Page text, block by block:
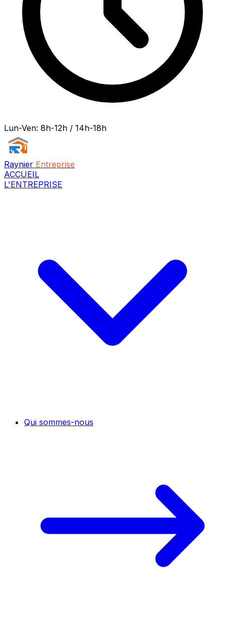
Lun-Ven: 8h-12h / 14h-18h
Raynier Entreprise
ACCUEIL
L'ENTREPRISE
Qui sommes-nous